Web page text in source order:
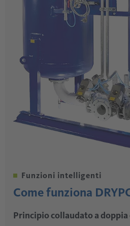
Funzioni intelligenti
Come funziona
Principio collaudato a doppia